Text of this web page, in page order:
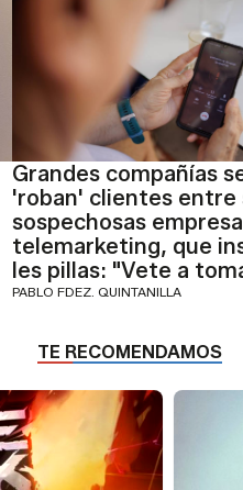
Grandes compañías
'roban' clientes entre
sospechosas
telemarketing, que
les pillas: "Vete a
PABLO FDEZ. QUINTANILLA